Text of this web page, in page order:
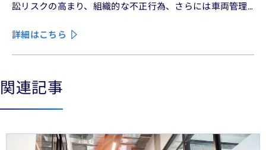
訟リスクの高まり、組織的な不正行為、さらには車両管理
ある。
詳細はこちら
See more See less
関連記事